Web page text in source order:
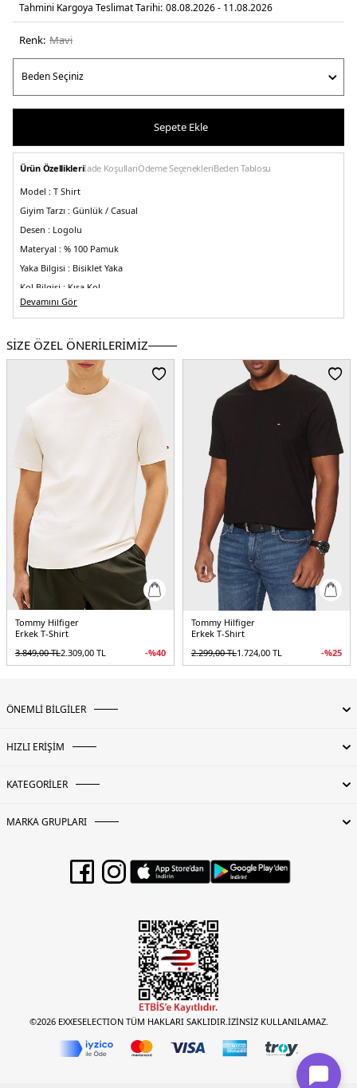
Tahmini Kargoya Teslimat Tarihi: 08.08.2026 - 11.08.2026
Renk: mavi̇
Sepete Ekle
Ürün Özellikleriİade KoşullarıÖdeme SeçenekleriBeden Tablosu
Model : T Shirt
Giyim Tarzı : Günlük / Casual
Desen : Logolu
Materyal : % 100 Pamuk
Yaka Bilgisi : Bisiklet Yaka
Kol Bilgisi : Kısa Kol
Kalıp Bilgisi :Regular Fit
3DE1MW0MW39995DBZ.42
Devamını Gör
SİZE ÖZEL ÖNERİLERİMİZ
Tommy Hilfiger
Erkek T-Shirt
3.849,00TL2.309,00 TL -%40
Tommy Hilfiger
Erkek T-Shirt
2.299,00TL1.724,00 TL -%25
ÖNEMLİ BİLGİLER
HIZLI ERİŞİM
KATEGORİLER
MARKA GRUPLARI
©2026 EXXESELECTION TÜM HAKLARI SAKLIDIR.İZİNSİZ KULLANILAMAZ.